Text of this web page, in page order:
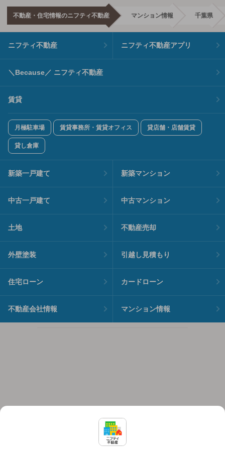
不動産・住宅情報のニフティ不動産 マンション情報 千葉県
ニフティ不動産 ニフティ不動産アプリ
＼Because／ ニフティ不動産
賃貸
月極駐車場 賃貸事務所・賃貸オフィス 貸店舗・店舗賃貸
貸し倉庫
新築一戸建て 新築マンション
中古一戸建て 中古マンション
土地 不動産売却
外壁塗装 引越し見積もり
住宅ローン カードローン
不動産会社情報 マンション情報